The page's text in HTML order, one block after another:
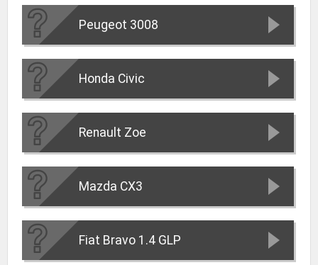
Peugeot 3008
Honda Civic
Renault Zoe
Mazda CX3
Fiat Bravo 1.4 GLP